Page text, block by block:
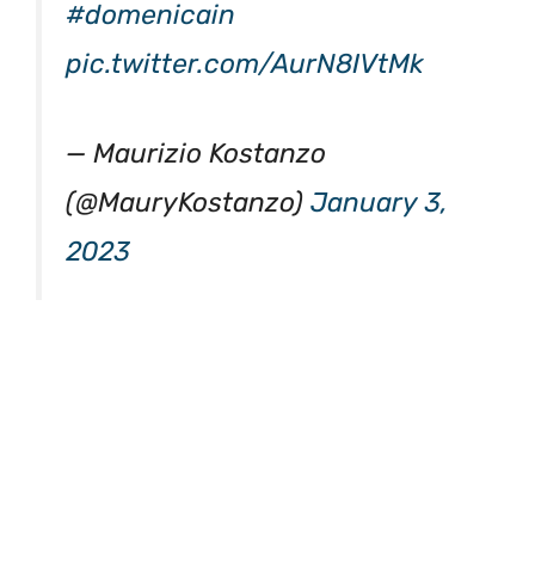
#domenicain
pic.twitter.com/AurN8IVtMk
— Maurizio Kostanzo
(@MauryKostanzo) January 3,
2023